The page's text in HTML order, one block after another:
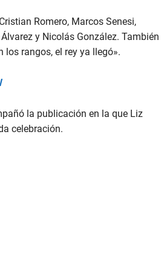
Romero, Marcos Senesi,
y Nicolás González. También
los rangos, el rey ya llegó».
la publicación en la que Liz
celebración.